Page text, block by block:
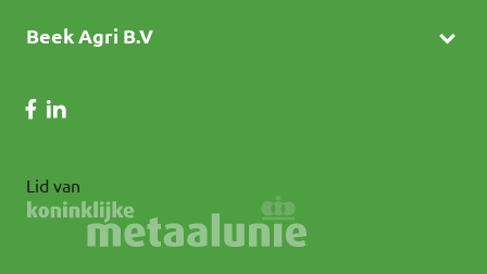
Beek Agri B.V
Lid van